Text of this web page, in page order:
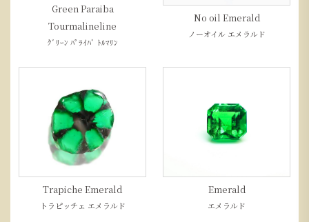
Green Paraiba
Tourmalineline
ｸﾞﾘｰﾝ ﾊﾟﾗｲﾊﾞ ﾄﾙﾏﾘﾝ
No oil Emerald
ノーオイル エメラルド
Trapiche Emerald
トラピッチェ エメラルド
Emerald
エメラルド